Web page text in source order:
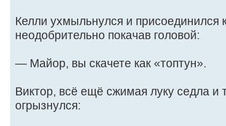
Келли ухмыльнулся и присоединился
неодобрительно покачав головой:
— Майор, вы скачете как «топтун».
Виктор, всё ещё сжимая луку седла и
огрызнулся: